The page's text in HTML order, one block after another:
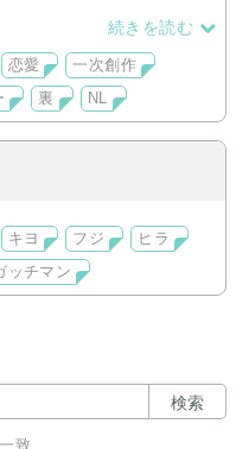
ンタジー一冊）のNL夢小
続きを読む
恋愛
一次創作
裏 NL
キヨ フジ
ヒラ
ッチマン
検索
致